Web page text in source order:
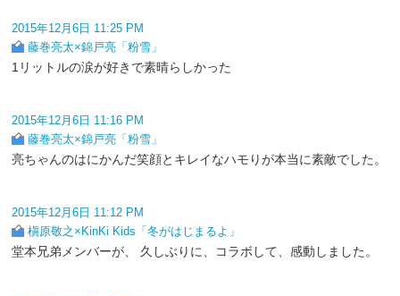
2015年12月6日 11:25 PM
藤巻亮太×錦戸亮「粉雪」
1リットルの涙が好きで素晴らしかった
2015年12月6日 11:16 PM
藤巻亮太×錦戸亮「粉雪」
亮ちゃんのはにかんだ笑顔とキレイなハモりが本当に素敵でした。
2015年12月6日 11:12 PM
槇原敬之×KinKi Kids「冬がはじまるよ」
堂本兄弟メンバーが、 久しぶりに、コラボして、感動しました。